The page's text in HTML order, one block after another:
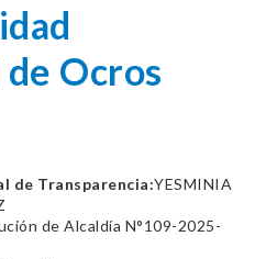
Ocros
de Transparencia:YESMINIA
de Alcaldía N°109-2025-